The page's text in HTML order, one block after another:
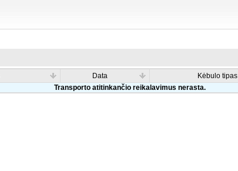
Data Kėbulo tipas
Transporto atitinkančio reikalavimus nerasta.